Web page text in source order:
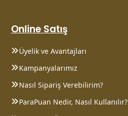
Online Satış
Üyelik ve Avantajları
Kampanyalarımız
Nasıl Sipariş Verebilirim?
ParaPuan Nedir, Nasıl Kullanılır?